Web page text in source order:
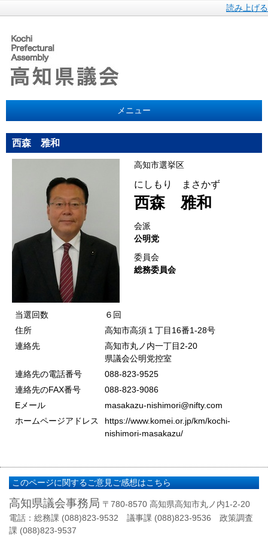
読み上げる
メニュー
西森 雅和
高知市選挙区
にしもり まさかず
西森 雅和
会派
公明党
委員会
総務委員会
当選回数
６回
住所
高知市高須１丁目16番1-28号
連絡先
高知市丸ノ内一丁目2-20
県議会公明党控室
連絡先の電話番号
088-823-9525
連絡先のFAX番号
088-823-9086
Eメール
masakazu-nishimori@nifty.com
ホームページアドレス
https://www.komei.or.jp/km/kochi-
nishimori-masakazu/
このページに関するご意見ご感想はこちら
高知県議会事務局 〒780-8570 高知県高知市丸ノ内1-2-20
電話：総務課 (088)823-9532 議事課 (088)823-9536 政策調査
課 (088)823-9537